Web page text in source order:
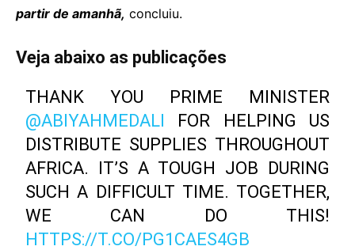
partir de amanhã, concluiu.
Veja abaixo as publicações
THANK YOU PRIME MINISTER
@ABIYAHMEDALI FOR HELPING US
DISTRIBUTE SUPPLIES THROUGHOUT
AFRICA. IT’S A TOUGH JOB DURING
SUCH A DIFFICULT TIME. TOGETHER,
WE CAN DO THIS!
HTTPS://T.CO/PG1CAES4GB